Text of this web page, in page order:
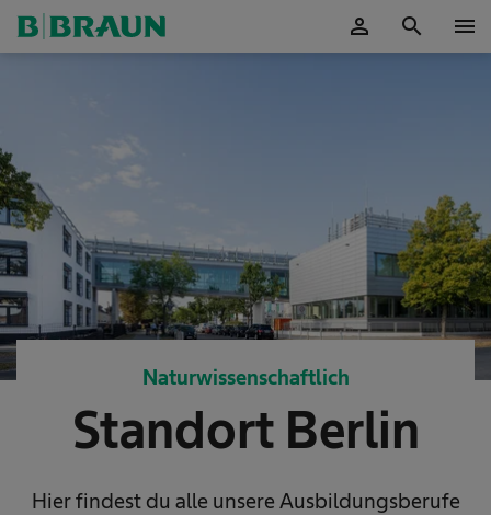
person search menu
Naturwissenschaftlich
Standort Berlin
Hier findest du alle unsere Ausbildungsberufe